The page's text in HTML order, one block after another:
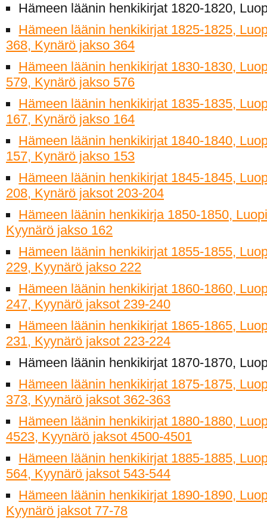
Hämeen läänin henkikirjat 1820-1820,
Hämeen läänin henkikirjat 1825-1825,
368, Kynärö jakso 364
Hämeen läänin henkikirjat 1830-1830,
579, Kynärö jakso 576
Hämeen läänin henkikirjat 1835-1835,
167, Kynärö jakso 164
Hämeen läänin henkikirjat 1840-1840,
157, Kynärö jakso 153
Hämeen läänin henkikirjat 1845-1845,
208, Kynärö jaksot 203-204
Hämeen läänin henkikirja 1850-1850,
Kyynärö jakso 162
Hämeen läänin henkikirjat 1855-1855,
229, Kyynärö jakso 222
Hämeen läänin henkikirjat 1860-1860,
247, Kyynärö jaksot 239-240
Hämeen läänin henkikirjat 1865-1865,
231, Kyynärö jaksot 223-224
Hämeen läänin henkikirjat 1870-1870,
Hämeen läänin henkikirjat 1875-1875,
373, Kyynärö jaksot 362-363
Hämeen läänin henkikirjat 1880-1880,
4523, Kyynärö jaksot 4500-4501
Hämeen läänin henkikirjat 1885-1885,
564, Kyynärö jaksot 543-544
Hämeen läänin henkikirjat 1890-1890,
Kyynärö jaksot 77-78